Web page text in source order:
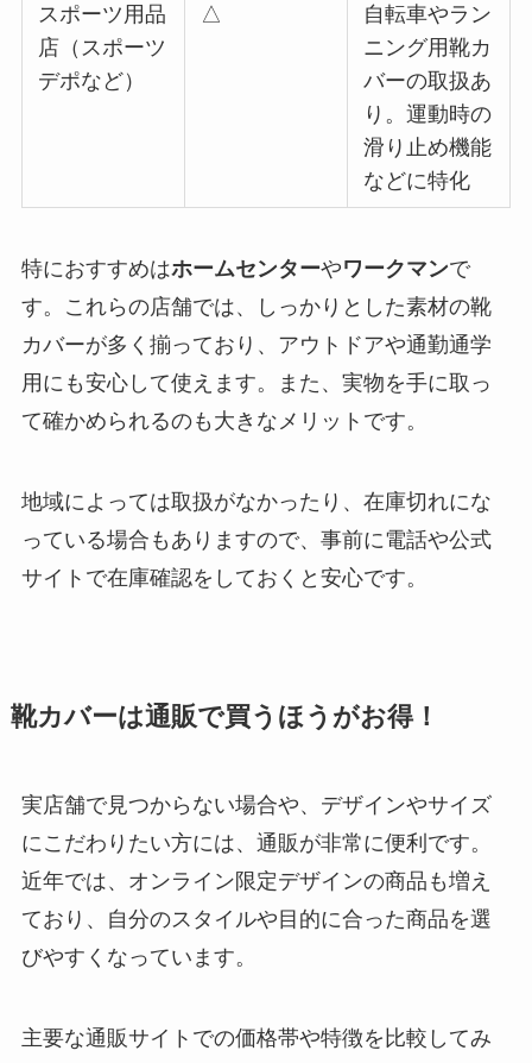
スポーツ用品
店（スポーツ
デポなど）
△
自転車やラン
ニング用靴カ
バーの取扱あ
り。運動時の
滑り止め機能
などに特化
特におすすめはホームセンターやワークマンで
す。これらの店舗では、しっかりとした素材の靴
カバーが多く揃っており、アウトドアや通勤通学
用にも安心して使えます。また、実物を手に取っ
て確かめられるのも大きなメリットです。
地域によっては取扱がなかったり、在庫切れにな
っている場合もありますので、事前に電話や公式
サイトで在庫確認をしておくと安心です。
靴カバーは通販で買うほうがお得！
実店舗で見つからない場合や、デザインやサイズ
にこだわりたい方には、通販が非常に便利です。
近年では、オンライン限定デザインの商品も増え
ており、自分のスタイルや目的に合った商品を選
びやすくなっています。
主要な通販サイトでの価格帯や特徴を比較してみ